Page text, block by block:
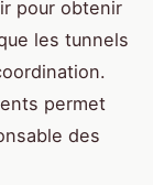
pour obtenir
les tunnels
permet
des